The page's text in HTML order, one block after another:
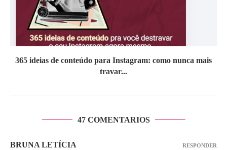
365 ideias de conteúdo para Instagram: como nunca mais
travar...
47 COMENTARIOS
BRUNA LETÍCIA RESPONDER